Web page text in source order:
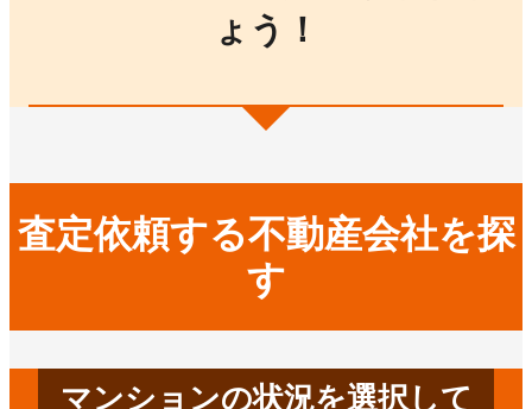
ょう！
査定依頼する不動産会社を探
す
マンションの状況を選択して